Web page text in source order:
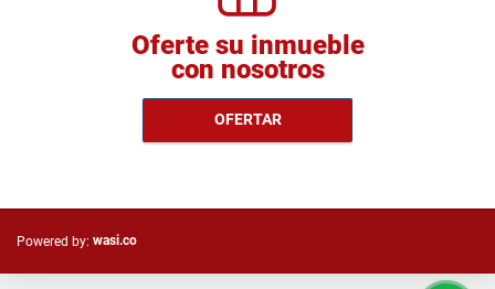
Oferte su inmueble
con nosotros
OFERTAR
Powered by: wasi.co